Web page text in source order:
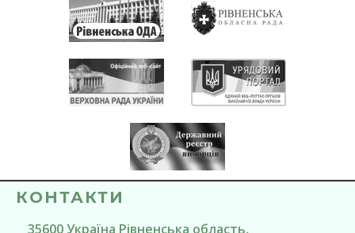
КОНТАКТИ
35600Україна Рівненська область,